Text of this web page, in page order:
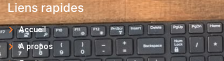
Liens rapides
Accueil
A propos